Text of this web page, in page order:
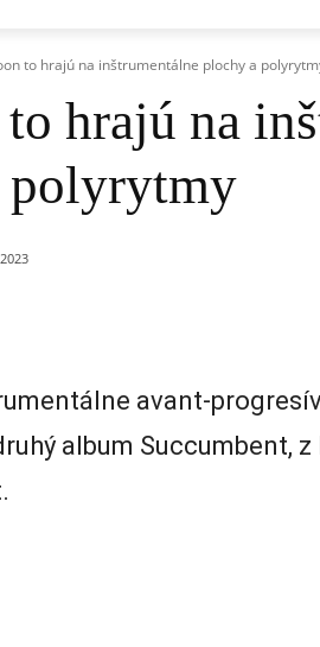
to hrajú na inštrumentálne plochy a
hrajú na
polyrytmy
avant-
album Succumbent,